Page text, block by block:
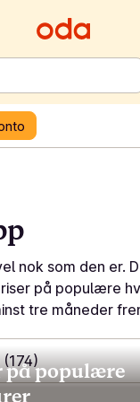
nok som den er.
på populære
tre måneder
(174)
på populære